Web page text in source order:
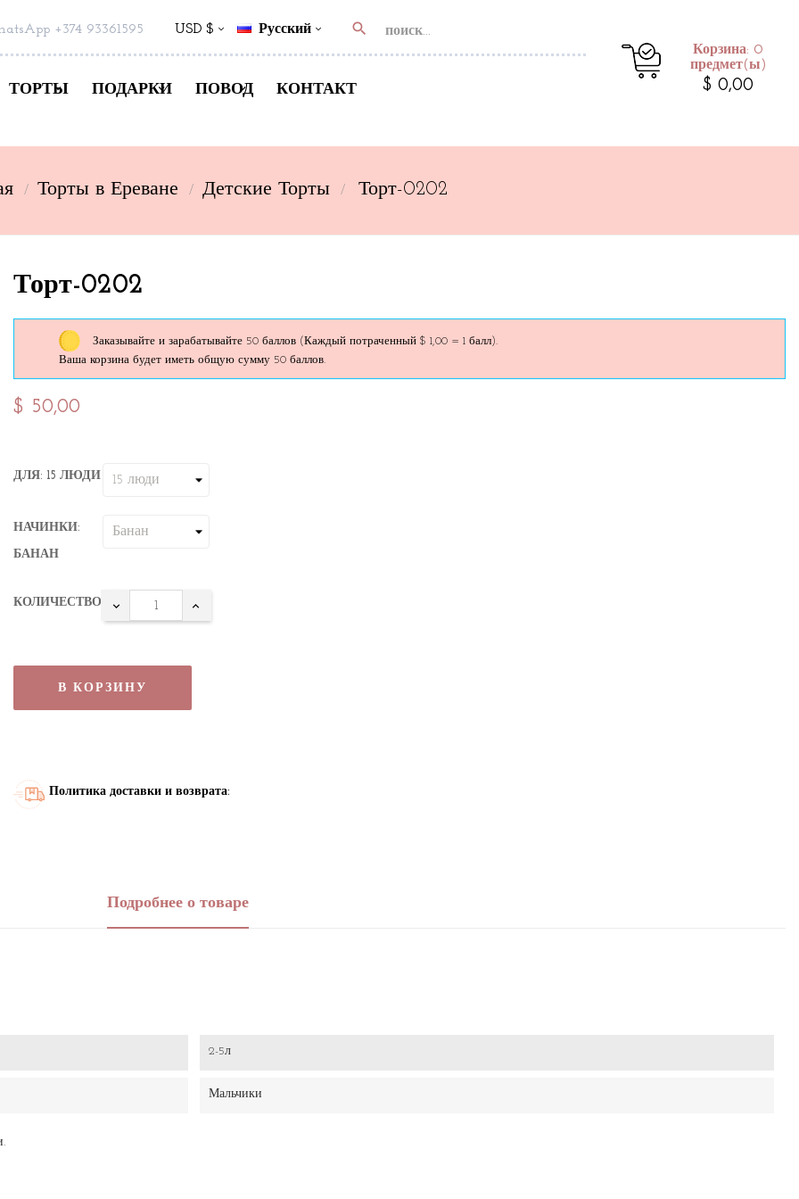
+374 93361595 USD $ Русский search
ТОРТЫ ПОДАРКИ ПОВОД КОНТАКТ
Корзина: 0
предмет(ы)
$ 0,00
Торты в Ереване Детские Торты Торт-0202
Торт-0202
Заказывайте и зарабатывайте 50 баллов (Каждый потраченный $ 1,00 = 1 балл).
Ваша корзина будет иметь общую сумму 50 баллов.
$ 50,00
ДЛЯ: 15 ЛЮДИ
НАЧИНКИ:
БАНАН
КОЛИЧЕСТВО
В КОРЗИНУ
Политика доставки и возврата:
Подробнее о товаре
2-5л
Мальчики